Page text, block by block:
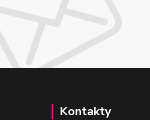
Kontakty